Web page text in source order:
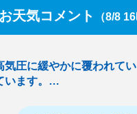
お天気コメント （8/8
気圧に緩やかに覆われて
います。…